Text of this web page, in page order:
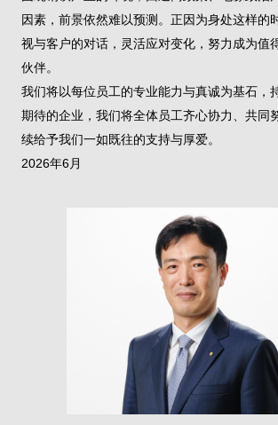
因素，前景依然难以预测。正因为身处这样的
视与客户的对话，灵活应对变化，努力成为值
伙伴。
我们将以每位员工的专业能力与真诚为基石，
期待的企业，我们将全体员工齐心协力、共同
续给予我们一如既往的支持与厚爱。
2026年6月